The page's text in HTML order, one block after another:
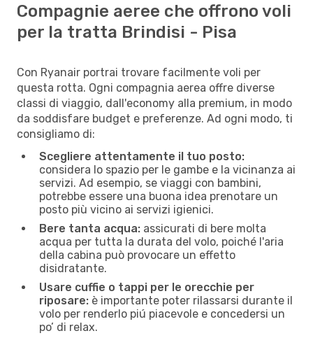
Compagnie aeree che offrono voli
per la tratta Brindisi - Pisa
Con Ryanair portrai trovare facilmente voli per
questa rotta. Ogni compagnia aerea offre diverse
classi di viaggio, dall'economy alla premium, in modo
da soddisfare budget e preferenze. Ad ogni modo, ti
consigliamo di:
Scegliere attentamente il tuo posto:
considera lo spazio per le gambe e la vicinanza ai
servizi. Ad esempio, se viaggi con bambini,
potrebbe essere una buona idea prenotare un
posto più vicino ai servizi igienici.
Bere tanta acqua: assicurati di bere molta
acqua per tutta la durata del volo, poiché l'aria
della cabina può provocare un effetto
disidratante.
Usare cuffie o tappi per le orecchie per
riposare: è importante poter rilassarsi durante il
volo per renderlo piú piacevole e concedersi un
po’ di relax.